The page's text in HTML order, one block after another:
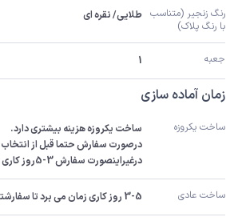
با رنگ پلاک)
طلایی/ نقره ای
جعبه 1
زمان آماده سازی
ساخت یکروزه
درغیراینصورت سفارش 3-5روز کاری ساخته میشود.
ساخت عادی 3-5 روز کاری زمان می برد تا سفارشتان ساخته شود.